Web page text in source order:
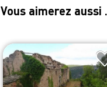
Vous aimerez aussi